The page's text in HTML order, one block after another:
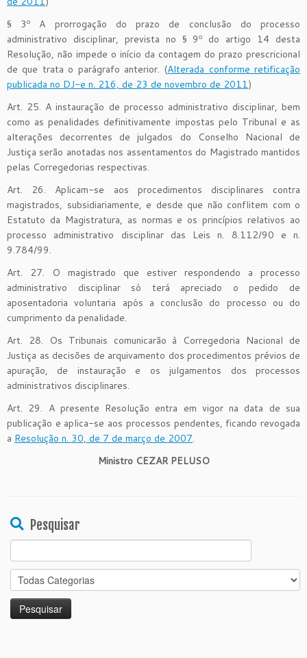
§ 3º A prorrogação do prazo de conclusão do processo
administrativo disciplinar, prevista no § 9º do artigo 14 desta
Resolução, não impede o início da contagem do prazo prescricional
de que trata o parágrafo anterior. (Alterada conforme retificação
publicada no DJ-e n. 216, de 23 de novembro de 2011)
Art. 25. A instauração de processo administrativo disciplinar, bem
como as penalidades definitivamente impostas pelo Tribunal e as
alterações decorrentes de julgados do Conselho Nacional de
Justiça serão anotadas nos assentamentos do Magistrado mantidos
pelas Corregedorias respectivas.
Art. 26. Aplicam-se aos procedimentos disciplinares contra
magistrados, subsidiariamente, e desde que não conflitem com o
Estatuto da Magistratura, as normas e os princípios relativos ao
processo administrativo disciplinar das Leis n. 8.112/90 e n.
9.784/99.
Art. 27. O magistrado que estiver respondendo a processo
administrativo disciplinar só terá apreciado o pedido de
aposentadoria voluntaria após a conclusão do processo ou do
cumprimento da penalidade.
Art. 28. Os Tribunais comunicarão à Corregedoria Nacional de
Justiça as decisões de arquivamento dos procedimentos prévios de
apuração, de instauração e os julgamentos dos processos
administrativos disciplinares.
Art. 29. A presente Resolução entra em vigor na data de sua
publicação e aplica-se aos processos pendentes, ficando revogada
a Resolução n. 30, de 7 de março de 2007.
Ministro CEZAR PELUSO
Pesquisar
Search
for: